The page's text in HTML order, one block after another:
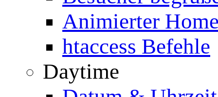
Animierter
htaccess Befehle
Daytime